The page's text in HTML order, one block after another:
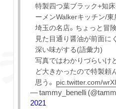
特製四つ葉ブラック+知
ーメンWalkerキッチン/東
埼玉の名店。ちょっと冒
見た目通り醤油が前面に
深い味がする(語彙力)
写真ではわかりづらいけ
ど大きかったので特製頼
思う。 pic.twitter.com/
— tammy_benelli
2021